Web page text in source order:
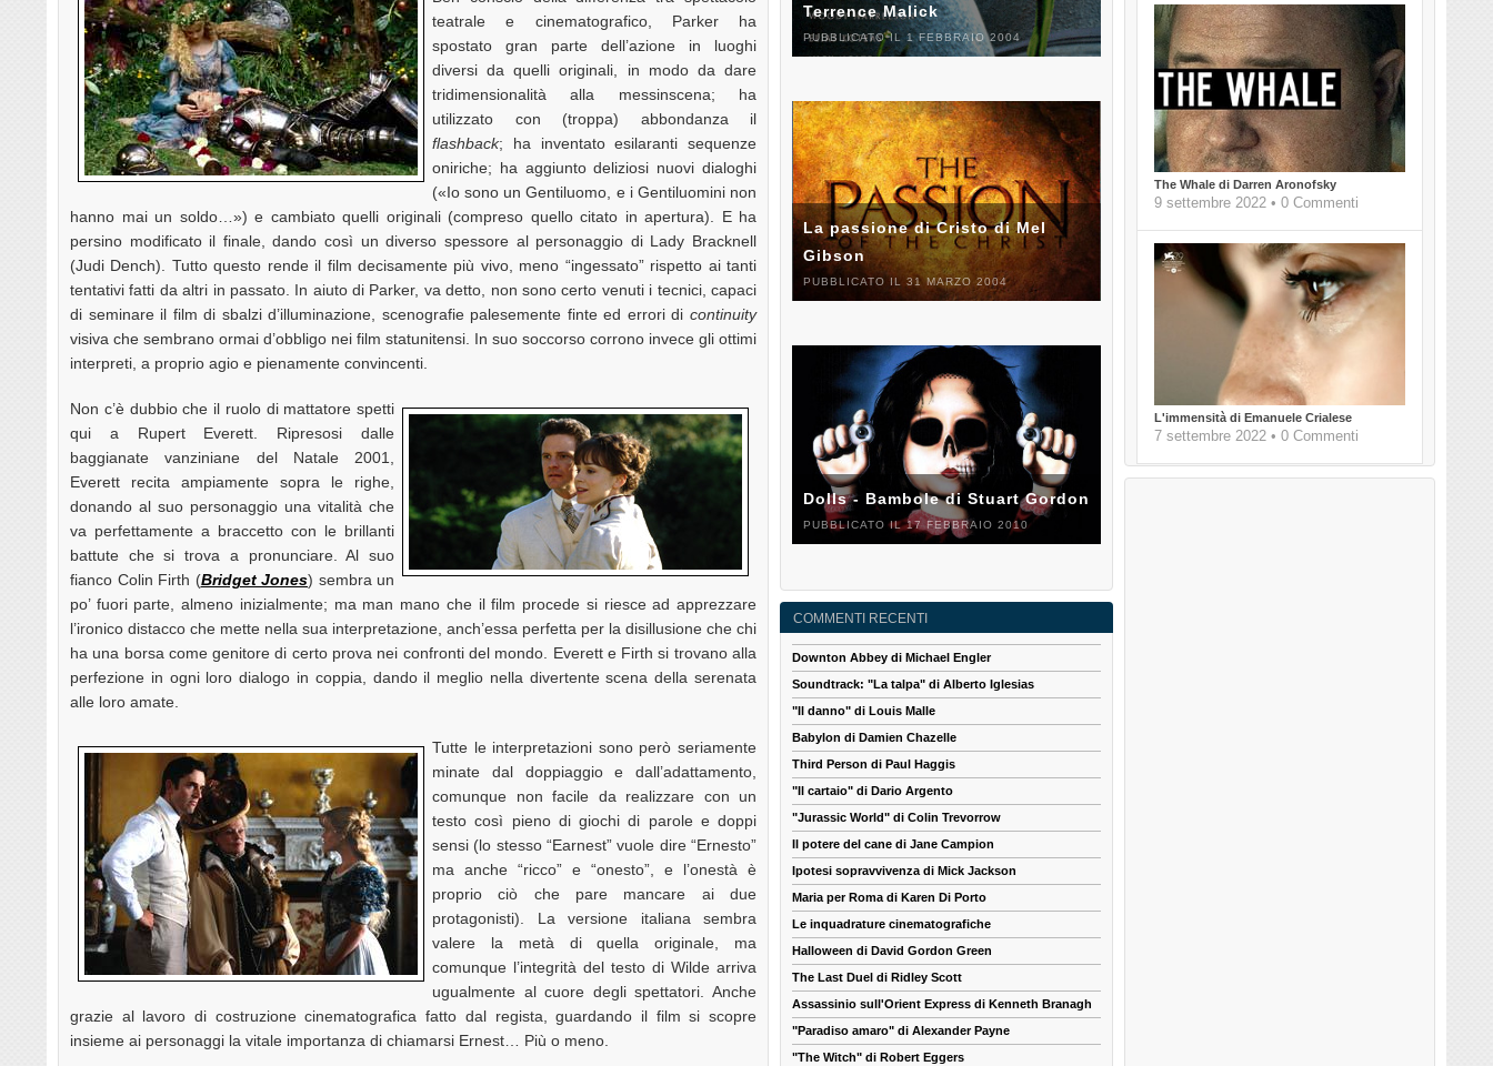
teatrale e cinematografico, Parker ha
spostato gran parte dell’azione in luoghi
diversi da quelli originali, in modo da dare
tridimensionalità alla messinscena; ha
utilizzato con (troppa) abbondanza il
flashback; ha inventato esilaranti sequenze
oniriche; ha aggiunto deliziosi nuovi dialoghi
(«Io sono un Gentiluomo, e i Gentiluomini non
hanno mai un soldo…») e cambiato quelli originali (compreso quello citato in apertura). E ha
persino modificato il finale, dando così un diverso spessore al personaggio di Lady Bracknell
(Judi Dench). Tutto questo rende il film decisamente più vivo, meno “ingessato” rispetto ai tanti
tentativi fatti da altri in passato. In aiuto di Parker, va detto, non sono certo venuti i tecnici, capaci
di seminare il film di sbalzi d’illuminazione, scenografie palesemente finte ed errori di continuity
visiva che sembrano ormai d’obbligo nei film statunitensi. In suo soccorso corrono invece gli ottimi
interpreti, a proprio agio e pienamente convincenti.
Non c’è dubbio che il ruolo di mattatore spetti
qui a Rupert Everett. Ripresosi dalle
baggianate vanziniane del Natale 2001,
Everett recita ampiamente sopra le righe,
donando al suo personaggio una vitalità che
va perfettamente a braccetto con le brillanti
battute che si trova a pronunciare. Al suo
fianco Colin Firth (Bridget Jones) sembra un
po’ fuori parte, almeno inizialmente; ma man mano che il film procede si riesce ad apprezzare
l’ironico distacco che mette nella sua interpretazione, anch’essa perfetta per la disillusione che chi
ha una borsa come genitore di certo prova nei confronti del mondo. Everett e Firth si trovano alla
perfezione in ogni loro dialogo in coppia, dando il meglio nella divertente scena della serenata
alle loro amate.
Tutte le interpretazioni sono però seriamente
minate dal doppiaggio e dall’adattamento,
comunque non facile da realizzare con un
testo così pieno di giochi di parole e doppi
sensi (lo stesso “Earnest” vuole dire “Ernesto”
ma anche “ricco” e “onesto”, e l’onestà è
proprio ciò che pare mancare ai due
protagonisti). La versione italiana sembra
valere la metà di quella originale, ma
comunque l’integrità del testo di Wilde arriva
ugualmente al cuore degli spettatori. Anche
grazie al lavoro di costruzione cinematografica fatto dal regista, guardando il film si scopre
insieme ai personaggi la vitale importanza di chiamarsi Ernest… Più o meno.
The Whale di Darren Aronofsky
9 settembre 2022 • 0 Commenti
L'immensità di Emanuele Crialese
7 settembre 2022 • 0 Commenti
Terrence Malick
PUBBLICATO IL 1 FEBBRAIO 2004
La passione di Cristo di Mel
Gibson
PUBBLICATO IL 31 MARZO 2004
Dolls - Bambole di Stuart Gordon
PUBBLICATO IL 17 FEBBRAIO 2010
COMMENTI RECENTI
Downton Abbey di Michael Engler
Soundtrack: "La talpa" di Alberto Iglesias
"Il danno" di Louis Malle
Babylon di Damien Chazelle
Third Person di Paul Haggis
"Il cartaio" di Dario Argento
"Jurassic World" di Colin Trevorrow
Il potere del cane di Jane Campion
Ipotesi sopravvivenza di Mick Jackson
Maria per Roma di Karen Di Porto
Le inquadrature cinematografiche
Halloween di David Gordon Green
The Last Duel di Ridley Scott
Assassinio sull'Orient Express di Kenneth Branagh
"Paradiso amaro" di Alexander Payne
"The Witch" di Robert Eggers